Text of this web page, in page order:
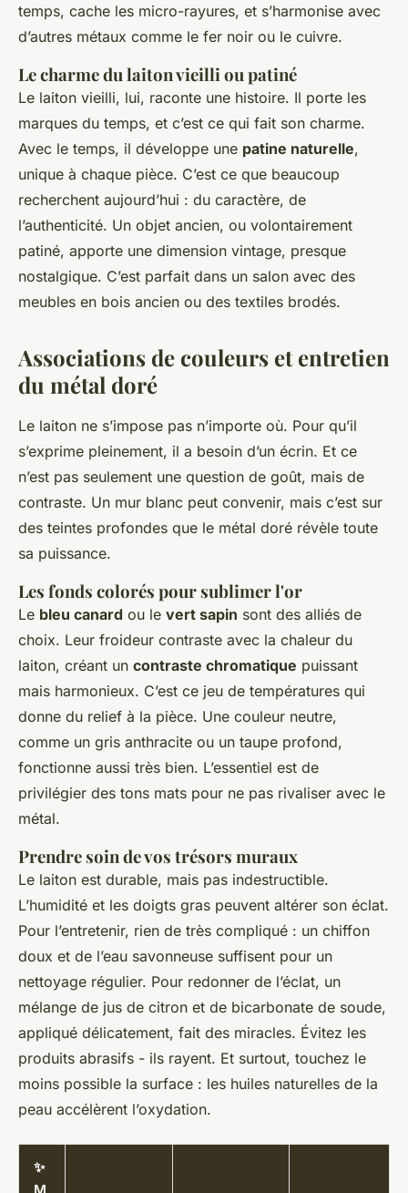
temps, cache les micro-rayures, et s’harmonise avec
d’autres métaux comme le fer noir ou le cuivre.
Le charme du laiton vieilli ou patiné
Le laiton vieilli, lui, raconte une histoire. Il porte les
marques du temps, et c’est ce qui fait son charme.
Avec le temps, il développe une patine naturelle,
unique à chaque pièce. C’est ce que beaucoup
recherchent aujourd’hui : du caractère, de
l’authenticité. Un objet ancien, ou volontairement
patiné, apporte une dimension vintage, presque
nostalgique. C’est parfait dans un salon avec des
meubles en bois ancien ou des textiles brodés.
Associations de couleurs et entretien
du métal doré
Le laiton ne s’impose pas n’importe où. Pour qu’il
s’exprime pleinement, il a besoin d’un écrin. Et ce
n’est pas seulement une question de goût, mais de
contraste. Un mur blanc peut convenir, mais c’est sur
des teintes profondes que le métal doré révèle toute
sa puissance.
Les fonds colorés pour sublimer l'or
Le bleu canard ou le vert sapin sont des alliés de
choix. Leur froideur contraste avec la chaleur du
laiton, créant un contraste chromatique puissant
mais harmonieux. C’est ce jeu de températures qui
donne du relief à la pièce. Une couleur neutre,
comme un gris anthracite ou un taupe profond,
fonctionne aussi très bien. L’essentiel est de
privilégier des tons mats pour ne pas rivaliser avec le
métal.
Prendre soin de vos trésors muraux
Le laiton est durable, mais pas indestructible.
L’humidité et les doigts gras peuvent altérer son éclat.
Pour l’entretenir, rien de très compliqué : un chiffon
doux et de l’eau savonneuse suffisent pour un
nettoyage régulier. Pour redonner de l’éclat, un
mélange de jus de citron et de bicarbonate de soude,
appliqué délicatement, fait des miracles. Évitez les
produits abrasifs - ils rayent. Et surtout, touchez le
moins possible la surface : les huiles naturelles de la
peau accélèrent l’oxydation.
✨
M